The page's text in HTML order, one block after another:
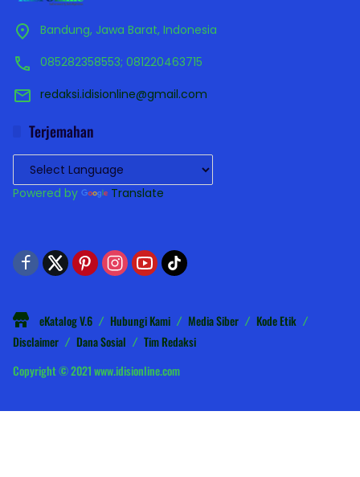
Bandung, Jawa Barat, Indonesia
085282358553; 081220463715
redaksi.idisionline@gmail.com
Terjemahan
Powered by Translate
eKatalog V.6 Hubungi Kami Media Siber
Kode Etik
Disclaimer
Dana Sosial
Tim Redaksi
Copyright © 2021 www.idisionline.com